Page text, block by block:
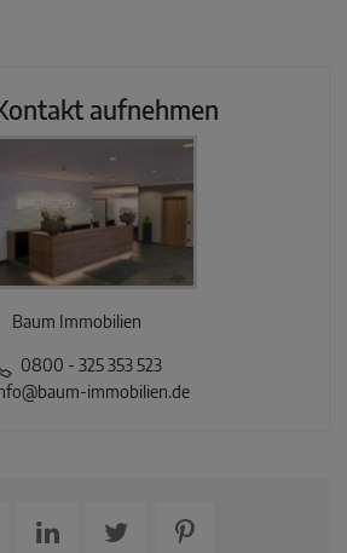
aufnehmen
Baum Immobilien
0800 - 325 353 523
immobilien.de